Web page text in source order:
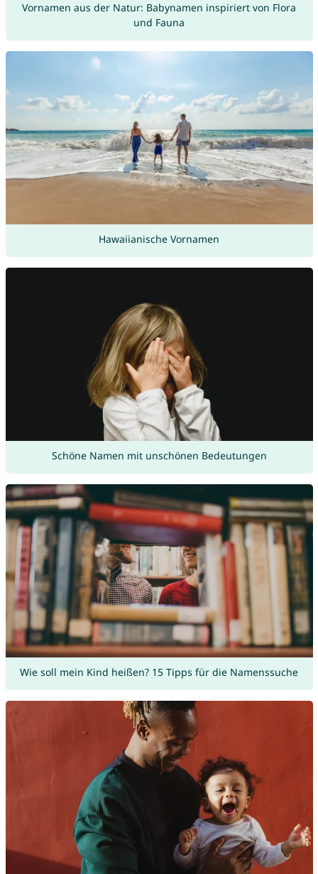
Vornamen aus der Natur: Babynamen inspiriert von Flora
und Fauna
Hawaiianische Vornamen
Schöne Namen mit unschönen Bedeutungen
Wie soll mein Kind heißen? 15 Tipps für die Namenssuche